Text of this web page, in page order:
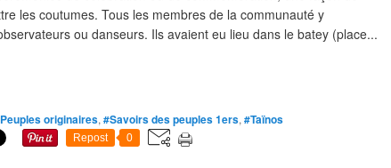
les coutumes. Tous les membres de la communauté y
ou danseurs. Ils avaient eu lieu dans le batey (place...
originaires, #Savoirs des peuples 1ers, #Taïnos
Repost 0